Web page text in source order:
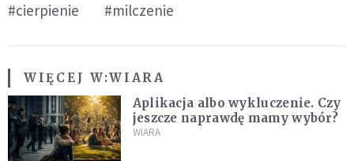
#cierpienie
#milczenie
WIĘCEJ W:WIARA
Aplikacja albo wykluczenie. Czy
jeszcze naprawdę mamy wybór?
WIARA